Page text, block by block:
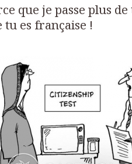
que je passe plus
tu es française !